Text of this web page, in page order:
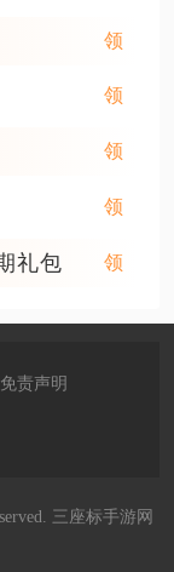
礼包
免责声明
三座标手游网